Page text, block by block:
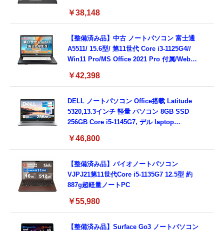
Type-C/360度回転対応/有線静音マウス付
8GB,SSD256GB)
￥38,148
【整備済み品】中古 ノートパソコン 富士通
A5511/ 15.6型/ 第11世代 Core i3-1125G4//
Win11 Pro/MS Office 2021 Pro 付属/Webカ
3.0)/ 有線静音マウス付属/ 180日保証（メモリ
￥42,398
DELL ノートパソコン Office搭载 Latitude
5320,13.3インチ 軽量 パソコン 8GB SSD
256GB Core i5-1145G7, デル laptop
ド付き (整備済み品)
￥46,800
【整備済み品】バイオノートパソコン
VJPJ21第11世代Core i5-1135G7 12.5型 約
887g超軽量ノートPC
￥55,980
【整備済み品】Surface Go3 ノートパソコン